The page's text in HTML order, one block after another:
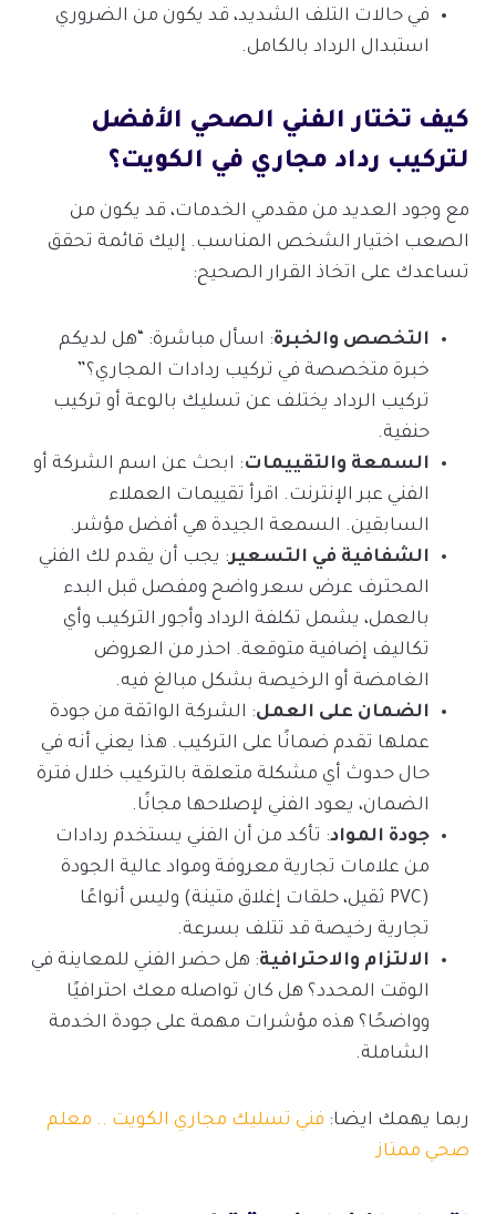
في حالات التلف الشديد، قد يكون من الضروري
استبدال الرداد بالكامل.
كيف تختار الفني الصحي الأفضل
لتركيب رداد مجاري في الكويت؟
مع وجود العديد من مقدمي الخدمات، قد يكون من
الصعب اختيار الشخص المناسب. إليك قائمة تحقق
تساعدك على اتخاذ القرار الصحيح:
التخصص والخبرة: اسأل مباشرة: “هل لديكم
خبرة متخصصة في تركيب ردادات المجاري؟”
تركيب الرداد يختلف عن تسليك بالوعة أو تركيب
حنفية.
السمعة والتقييمات: ابحث عن اسم الشركة أو
الفني عبر الإنترنت. اقرأ تقييمات العملاء
السابقين. السمعة الجيدة هي أفضل مؤشر.
الشفافية في التسعير: يجب أن يقدم لك الفني
المحترف عرض سعر واضح ومفصل قبل البدء
بالعمل، يشمل تكلفة الرداد وأجور التركيب وأي
تكاليف إضافية متوقعة. احذر من العروض
الغامضة أو الرخيصة بشكل مبالغ فيه.
الضمان على العمل: الشركة الواثقة من جودة
عملها تقدم ضمانًا على التركيب. هذا يعني أنه في
حال حدوث أي مشكلة متعلقة بالتركيب خلال فترة
الضمان، يعود الفني لإصلاحها مجانًا.
جودة المواد: تأكد من أن الفني يستخدم ردادات
من علامات تجارية معروفة ومواد عالية الجودة
(PVC ثقيل، حلقات إغلاق متينة) وليس أنواعًا
تجارية رخيصة قد تتلف بسرعة.
الالتزام والاحترافية: هل حضر الفني للمعاينة في
الوقت المحدد؟ هل كان تواصله معك احترافيًا
وواضحًا؟ هذه مؤشرات مهمة على جودة الخدمة
الشاملة.
ربما يهمك ايضا: فني تسليك مجاري الكويت .. معلم
صحي ممتاز